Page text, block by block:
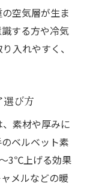
空気層が生ま
する方や冷気
入れやすく、
選び方
素材や厚みに
ベルベット素
3℃上げる効果
メルなどの暖